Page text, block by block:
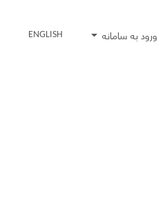
ورود به سامانه ENGLISH